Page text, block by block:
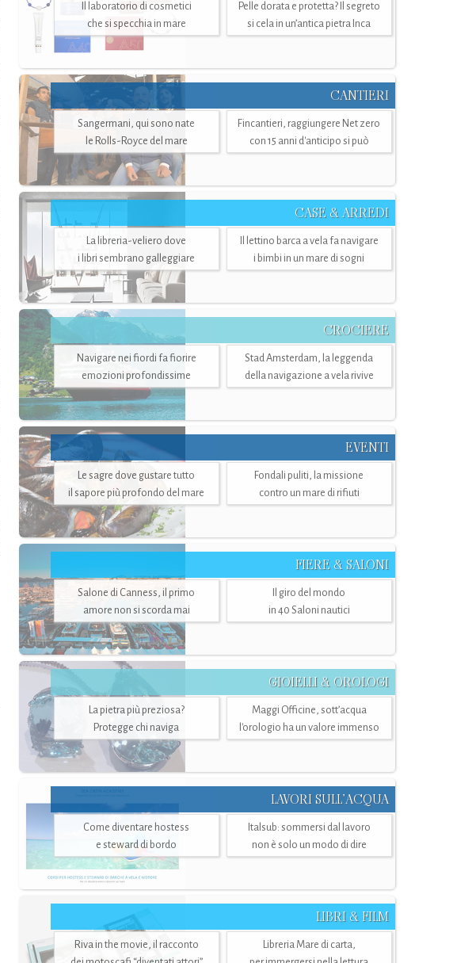
Il laboratorio di cosmetici
che si specchia in mare
Pelle dorata e protetta? Il segreto
si cela in un’antica pietra Inca
CANTIERI
Sangermani, qui sono nate
le Rolls-Royce del mare
Fincantieri, raggiungere Net zero
con 15 anni d'anticipo si può
CASE & ARREDI
La libreria-veliero dove
i libri sembrano galleggiare
Il lettino barca a vela fa navigare
i bimbi in un mare di sogni
CROCIERE
Navigare nei fiordi fa fiorire
emozioni profondissime
Stad Amsterdam, la leggenda
della navigazione a vela rivive
EVENTI
Le sagre dove gustare tutto
il sapore più profondo del mare
Fondali puliti, la missione
contro un mare di rifiuti
FIERE & SALONI
Salone di Canness, il primo
amore non si scorda mai
Il giro del mondo
in 40 Saloni nautici
GIOIELLI & OROLOGI
La pietra più preziosa?
Protegge chi naviga
Maggi Officine, sott’acqua
l'orologio ha un valore immenso
LAVORI SULL’ACQUA
Come diventare hostess
e steward di bordo
Italsub: sommersi dal lavoro
non è solo un modo di dire
LIBRI & FILM
Riva in the movie, il racconto
Libreria Mare di carta,